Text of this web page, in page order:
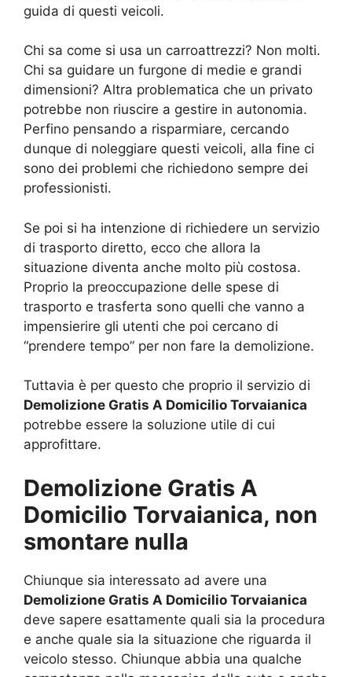
guida di questi veicoli.
Chi sa come si usa un carroattrezzi? Non molti.
Chi sa guidare un furgone di medie e grandi
dimensioni? Altra problematica che un privato
potrebbe non riuscire a gestire in autonomia.
Perfino pensando a risparmiare, cercando
dunque di noleggiare questi veicoli, alla fine ci
sono dei problemi che richiedono sempre dei
professionisti.
Se poi si ha intenzione di richiedere un servizio
di trasporto diretto, ecco che allora la
situazione diventa anche molto più costosa.
Proprio la preoccupazione delle spese di
trasporto e trasferta sono quelli che vanno a
impensierire gli utenti che poi cercano di
“prendere tempo” per non fare la demolizione.
Tuttavia è per questo che proprio il servizio di
Demolizione Gratis A Domicilio Torvaianica
potrebbe essere la soluzione utile di cui
approfittare.
Demolizione Gratis A
Domicilio Torvaianica, non
smontare nulla
Chiunque sia interessato ad avere una
Demolizione Gratis A Domicilio Torvaianica
deve sapere esattamente quali sia la procedura
e anche quale sia la situazione che riguarda il
veicolo stesso. Chiunque abbia una qualche